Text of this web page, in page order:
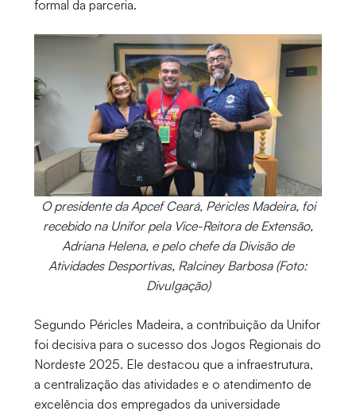
formal da parceria.
O presidente da Apcef Ceará, Péricles Madeira, foi
recebido na Unifor pela Vice-Reitora de Extensão,
Adriana Helena, e pelo chefe da Divisão de
Atividades Desportivas, Ralciney Barbosa (Foto:
Divulgação)
Segundo Péricles Madeira, a contribuição da Unifor
foi decisiva para o sucesso dos Jogos Regionais do
Nordeste 2025. Ele destacou que a infraestrutura,
a centralização das atividades e o atendimento de
excelência dos empregados da universidade